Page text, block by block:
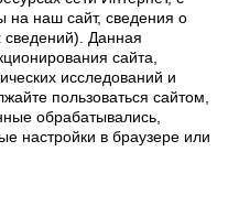
на наш сайт, сведения о
сведений). Данная
сайта,
исследований и
пользоваться сайтом,
обрабатывались,
настройки в браузере или